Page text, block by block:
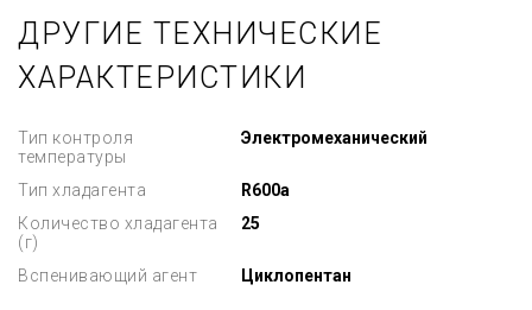
ДРУГИЕ ТЕХНИЧЕСКИЕ
ХАРАКТЕРИСТИКИ
Тип контроля
температуры
Электромеханический
Тип хладагента
R600a
Количество хладагента
(г)
25
Вспенивающий агент Циклопентан